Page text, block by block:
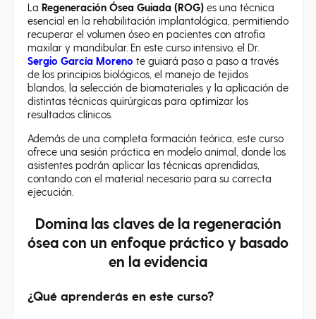
La Regeneración Ósea Guiada (ROG) es una técnica
esencial en la rehabilitación implantológica, permitiendo
recuperar el volumen óseo en pacientes con atrofia
maxilar y mandibular. En este curso intensivo, el Dr.
Sergio García Moreno te guiará paso a paso a través
de los principios biológicos, el manejo de tejidos
blandos, la selección de biomateriales y la aplicación de
distintas técnicas quirúrgicas para optimizar los
resultados clínicos.
Además de una completa formación teórica, este curso
ofrece una sesión práctica en modelo animal, donde los
asistentes podrán aplicar las técnicas aprendidas,
contando con el material necesario para su correcta
ejecución.
Domina las claves de la regeneración
ósea con un enfoque práctico y basado
en la evidencia
¿Qué aprenderás en este curso?